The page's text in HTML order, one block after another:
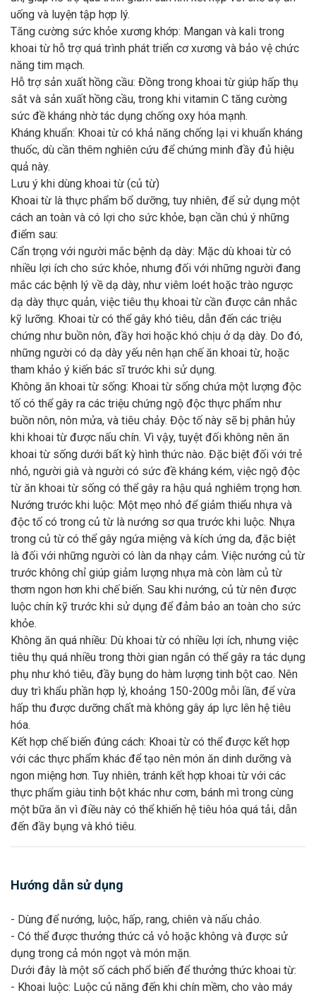
uống và luyện tập hợp lý.
Tăng cường sức khỏe xương khớp: Mangan và kali trong
khoai từ hỗ trợ quá trình phát triển cơ xương và bảo vệ chức
năng tim mạch.
Hỗ trợ sản xuất hồng cầu: Đồng trong khoai từ giúp hấp thụ
sắt và sản xuất hồng cầu, trong khi vitamin C tăng cường
sức đề kháng nhờ tác dụng chống oxy hóa mạnh.
Kháng khuẩn: Khoai từ có khả năng chống lại vi khuẩn kháng
thuốc, dù cần thêm nghiên cứu để chứng minh đầy đủ hiệu
quả này.
Lưu ý khi dùng khoai từ (củ từ)
Khoai từ là thực phẩm bổ dưỡng, tuy nhiên, để sử dụng một
cách an toàn và có lợi cho sức khỏe, bạn cần chú ý những
điểm sau:
Cẩn trọng với người mắc bệnh dạ dày: Mặc dù khoai từ có
nhiều lợi ích cho sức khỏe, nhưng đối với những người đang
mắc các bệnh lý về dạ dày, như viêm loét hoặc trào ngược
dạ dày thực quản, việc tiêu thụ khoai từ cần được cân nhắc
kỹ lưỡng. Khoai từ có thể gây khó tiêu, dẫn đến các triệu
chứng như buồn nôn, đầy hơi hoặc khó chịu ở dạ dày. Do đó,
những người có dạ dày yếu nên hạn chế ăn khoai từ, hoặc
tham khảo ý kiến bác sĩ trước khi sử dụng.
Không ăn khoai từ sống: Khoai từ sống chứa một lượng độc
tố có thể gây ra các triệu chứng ngộ độc thực phẩm như
buồn nôn, nôn mửa, và tiêu chảy. Độc tố này sẽ bị phân hủy
khi khoai từ được nấu chín. Vì vậy, tuyệt đối không nên ăn
khoai từ sống dưới bất kỳ hình thức nào. Đặc biệt đối với trẻ
nhỏ, người già và người có sức đề kháng kém, việc ngộ độc
từ ăn khoai từ sống có thể gây ra hậu quả nghiêm trọng hơn.
Nướng trước khi luộc: Một mẹo nhỏ để giảm thiểu nhựa và
độc tố có trong củ từ là nướng sơ qua trước khi luộc. Nhựa
trong củ từ có thể gây ngứa miệng và kích ứng da, đặc biệt
là đối với những người có làn da nhạy cảm. Việc nướng củ từ
trước không chỉ giúp giảm lượng nhựa mà còn làm củ từ
thơm ngon hơn khi chế biến. Sau khi nướng, củ từ nên được
luộc chín kỹ trước khi sử dụng để đảm bảo an toàn cho sức
khỏe.
Không ăn quá nhiều: Dù khoai từ có nhiều lợi ích, nhưng việc
tiêu thụ quá nhiều trong thời gian ngắn có thể gây ra tác dụng
phụ như khó tiêu, đầy bụng do hàm lượng tinh bột cao. Nên
duy trì khẩu phần hợp lý, khoảng 150-200g mỗi lần, để vừa
hấp thu được dưỡng chất mà không gây áp lực lên hệ tiêu
hóa.
Kết hợp chế biến đúng cách: Khoai từ có thể được kết hợp
với các thực phẩm khác để tạo nên món ăn dinh dưỡng và
ngon miệng hơn. Tuy nhiên, tránh kết hợp khoai từ với các
thực phẩm giàu tinh bột khác như cơm, bánh mì trong cùng
một bữa ăn vì điều này có thể khiến hệ tiêu hóa quá tải, dẫn
đến đầy bụng và khó tiêu.
Hướng dẫn sử dụng
- Dùng để nướng, luộc, hấp, rang, chiên và nấu chảo.
- Có thể được thưởng thức cả vỏ hoặc không và được sử
dụng trong cả món ngọt và món mặn.
Dưới đây là một số cách phổ biến để thưởng thức khoai từ:
- Khoai luộc: Luộc củ năng đến khi chín mềm, cho vào máy